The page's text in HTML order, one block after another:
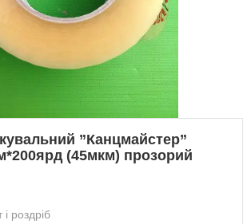
”Канцмайстер”
(45мкм) прозорий
роздріб